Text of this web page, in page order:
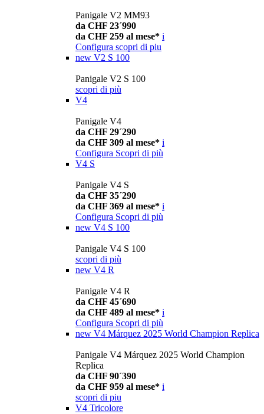
Panigale V2 MM93
da CHF 23´990
da CHF 259 al mese* i
Configura scopri di piu
new V2 S 100
Panigale V2 S 100
scopri di più
V4
Panigale V4
da CHF 29´290
da CHF 309 al mese* i
Configura Scopri di più
V4 S
Panigale V4 S
da CHF 35´290
da CHF 369 al mese* i
Configura Scopri di più
new V4 S 100
Panigale V4 S 100
scopri di più
new V4 R
Panigale V4 R
da CHF 45´690
da CHF 489 al mese* i
Configura Scopri di più
new V4 Márquez 2025 World Champion Replica
Panigale V4 Márquez 2025 World Champion
Replica
da CHF 90´390
da CHF 959 al mese* i
scopri di piu
V4 Tricolore